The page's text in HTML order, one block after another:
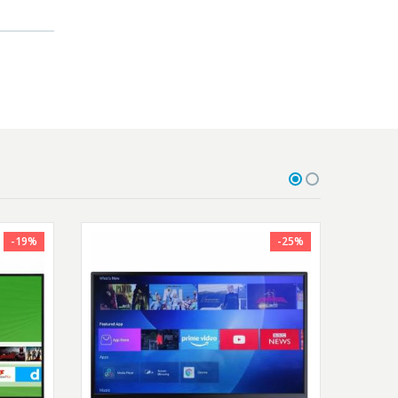
-19% -25%